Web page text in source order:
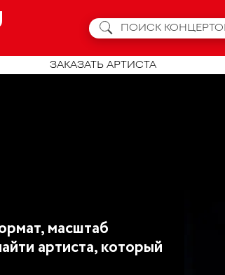
ЗАКАЗАТЬ АРТИСТА
масштаб
артиста, который